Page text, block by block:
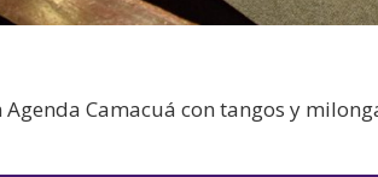
Agenda Camacuá con tangos y